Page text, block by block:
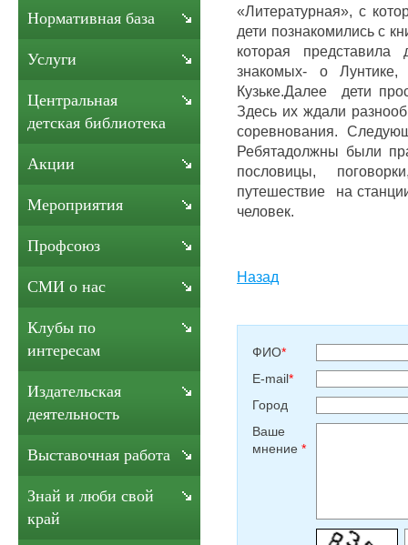
«Литературная», с
дети познакомились с
которая
знакомых- о
Кузьке.Далее дети
Здесь их ждали
соревнования.
Ребятадолжны были
пословицы,
путешествие на
человек.
Назад
ФИО*
E-mail*
Город
Ваше
мнение *
Нормативная база
Услуги
Центральная
детская библиотека
Акции
Мероприятия
Профсоюз
СМИ о нас
Клубы по
интересам
Издательская
деятельность
Выставочная работа
Знай и люби свой
край